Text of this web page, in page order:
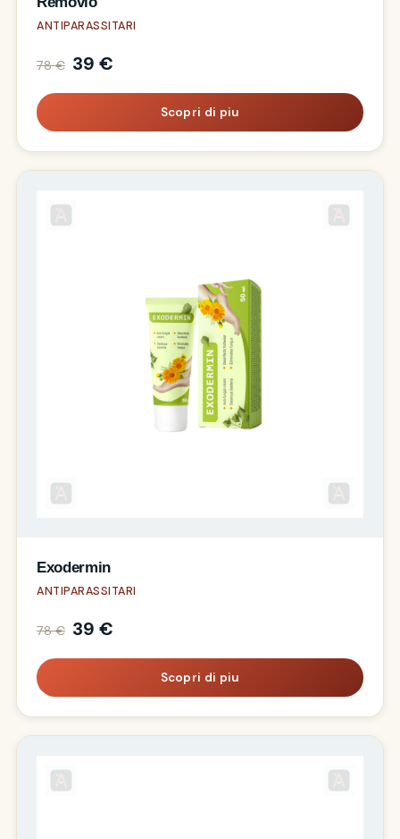
ANTIPARASSITARI
78 € 39 €
Scopri di piu
Exodermin
ANTIPARASSITARI
78 € 39 €
Scopri di piu